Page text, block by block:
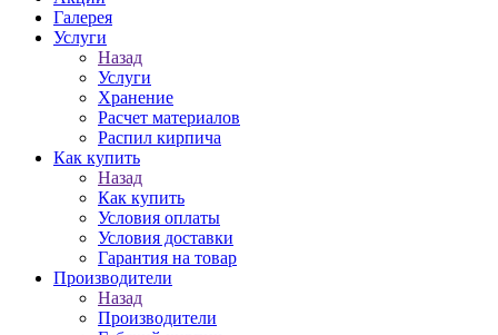
Галерея
Услуги
Назад
Услуги
Хранение
Расчет материалов
Распил кирпича
Как купить
Назад
Как купить
Условия оплаты
Условия доставки
Гарантия на товар
Производители
Назад
Производители